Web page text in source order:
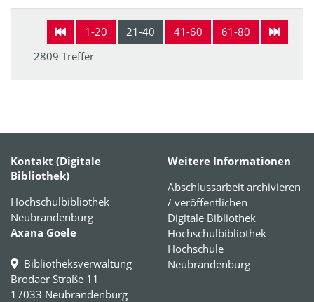
1-20 21-40 41-60
61-80
2809 Treffer
Kontakt (Digitale
Bibliothek)
Hochschulbibliothek
Neubrandenburg
Axana Goele
Bibliotheksverwaltung
Brodaer Straße 11
17033 Neubrandenburg
Weitere Informationen
Abschlussarbeit archivieren
/ veröffentlichen
Digitale Bibliothek
Hochschulbibliothek
Hochschule
Neubrandenburg